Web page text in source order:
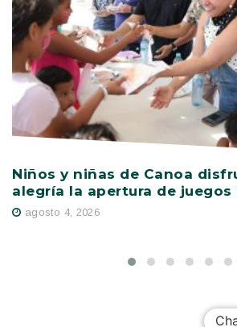
Niños y niñas de Canoa
alegría la apertura de
agosto 4, 2026